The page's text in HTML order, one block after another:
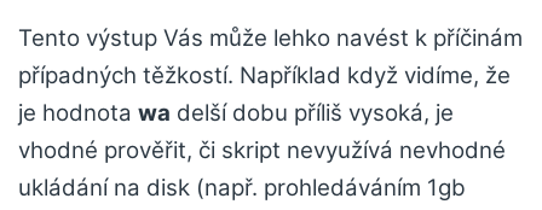
Tento výstup Vás může lehko navést k příčinám
případných těžkostí. Například když vidíme, že
je hodnota wa delší dobu příliš vysoká, je
vhodné prověřit, či skript nevyužívá nevhodné
ukládání na disk (např. prohledáváním 1gb